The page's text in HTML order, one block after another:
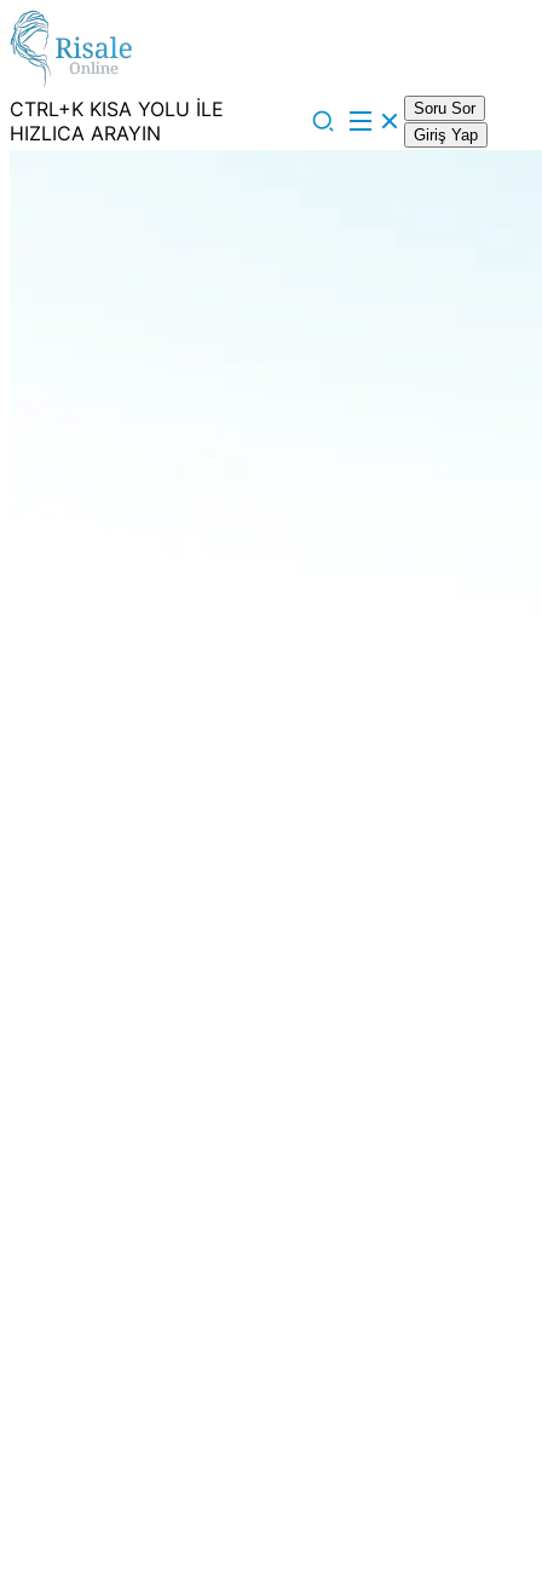
CTRL+K KISA YOLU İLE
HIZLICA ARAYIN
Soru Sor
Giriş Yap